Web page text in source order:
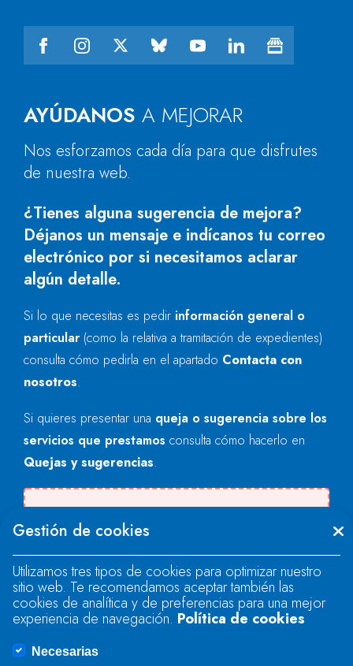
AYÚDANOS A MEJORAR
Nos esforzamos cada día para que disfrutes
de nuestra web.
¿Tienes alguna sugerencia de mejora?
Déjanos un mensaje e indícanos tu correo
electrónico por si necesitamos aclarar
algún detalle.
Si lo que necesitas es pedir información general o
particular (como la relativa a tramitación de expedientes)
consulta cómo pedirla en el apartado Contacta con
nosotros.
Si quieres presentar una queja o sugerencia sobre los
servicios que prestamos consulta cómo hacerlo en
Quejas y sugerencias.
"text".
Se produjo un error al cargar el campo
"text".
Gestión de cookies
Utilizamos tres tipos de cookies para optimizar nuestro
sitio web. Te recomendamos aceptar también las
cookies de analítica y de preferencias para una mejor
experiencia de navegación. Política de cookies
Necesarias